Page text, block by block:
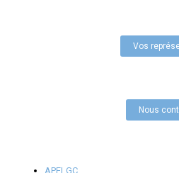
Vos
Nous
APELGC